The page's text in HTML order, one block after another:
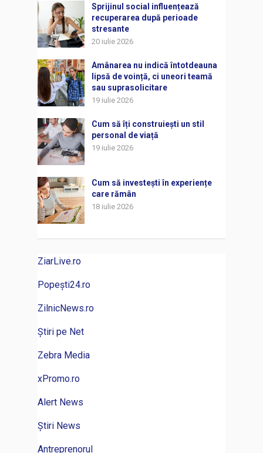
Sprijinul social influențează
recuperarea după perioade
stresante
20 iulie 2026
Amânarea nu indică întotdeauna
lipsă de voință, ci uneori teamă
sau suprasolicitare
19 iulie 2026
Cum să îți construiești un stil
personal de viață
19 iulie 2026
Cum să investești în experiențe
care rămân
18 iulie 2026
ZiarLive.ro
Popești24.ro
ZilnicNews.ro
Știri pe Net
Zebra Media
xPromo.ro
Alert News
Știri News
Antreprenorul